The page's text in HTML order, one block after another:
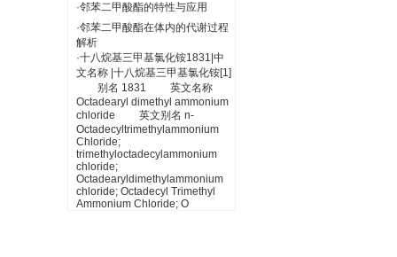
·邻苯二甲酸酯的特性与应用
·邻苯二甲酸酯在体内的代谢过程
解析
·十八烷基三甲基氯化铵1831|中
文名称 |十八烷基三甲基氯化铵[1]
别名 1831 英文名称
Octadearyl dimethyl ammonium
chloride 英文别名 n-
Octadecyltrimethylammonium
Chloride;
trimethyloctadecylammonium
chloride;
Octadearyldimethylammonium
chloride; Octadecyl Trimethyl
Ammonium Chloride; O